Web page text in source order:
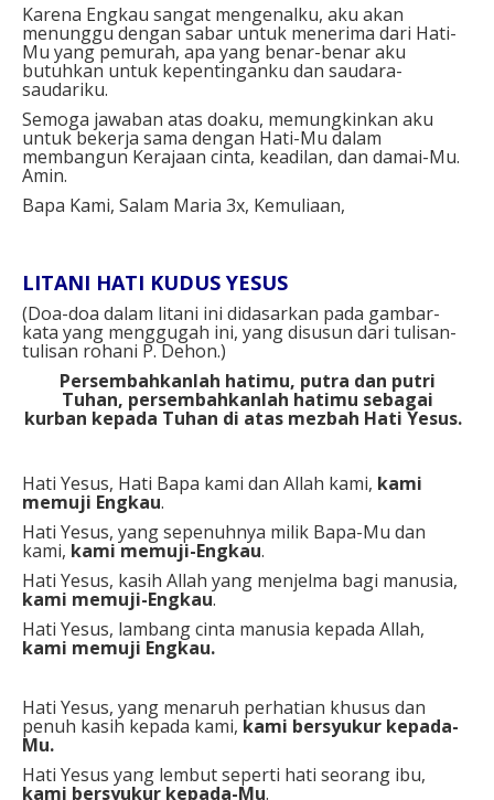
Karena Engkau sangat mengenalku, aku akan
menunggu dengan sabar untuk menerima dari Hati-
Mu yang pemurah, apa yang benar-benar aku
butuhkan untuk kepentinganku dan saudara-
saudariku.
Semoga jawaban atas doaku, memungkinkan aku
untuk bekerja sama dengan Hati-Mu dalam
membangun Kerajaan cinta, keadilan, dan damai-Mu.
Amin.
Bapa Kami, Salam Maria 3x, Kemuliaan,
LITANI HATI KUDUS YESUS
(Doa-doa dalam litani ini didasarkan pada gambar-
kata yang menggugah ini, yang disusun dari tulisan-
tulisan rohani P. Dehon.)
Persembahkanlah hatimu, putra dan putri
Tuhan, persembahkanlah hatimu sebagai
kurban kepada Tuhan di atas mezbah Hati Yesus.
Hati Yesus, Hati Bapa kami dan Allah kami, kami
memuji Engkau.
Hati Yesus, yang sepenuhnya milik Bapa-Mu dan
kami, kami memuji-Engkau.
Hati Yesus, kasih Allah yang menjelma bagi manusia,
kami memuji-Engkau.
Hati Yesus, lambang cinta manusia kepada Allah,
kami memuji Engkau.
Hati Yesus, yang menaruh perhatian khusus dan
penuh kasih kepada kami, kami bersyukur kepada-
Mu.
Hati Yesus yang lembut seperti hati seorang ibu,
kami bersyukur kepada-Mu.